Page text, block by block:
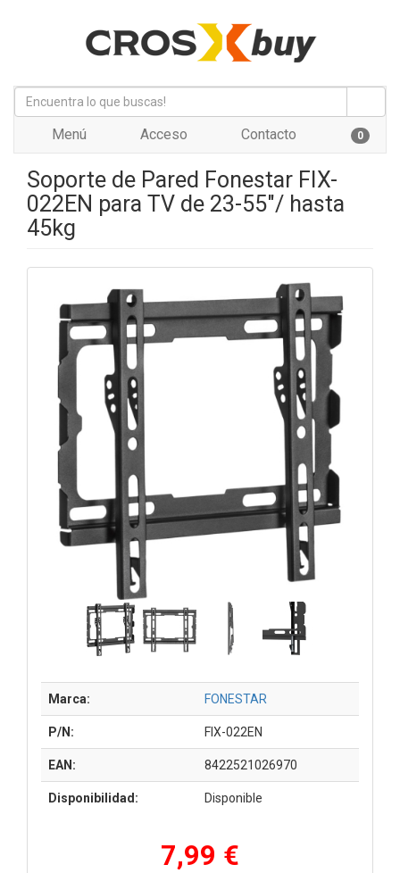
Menú Acceso Contacto 0
Soporte de Pared Fonestar FIX-
022EN para TV de 23-55"/ hasta
45kg
Marca: FONESTAR
P/N: FIX-022EN
EAN: 8422521026970
Disponibilidad: Disponible
7,99 €